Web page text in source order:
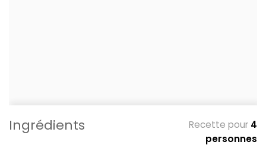
Ingrédients Recette pour 4
personnes